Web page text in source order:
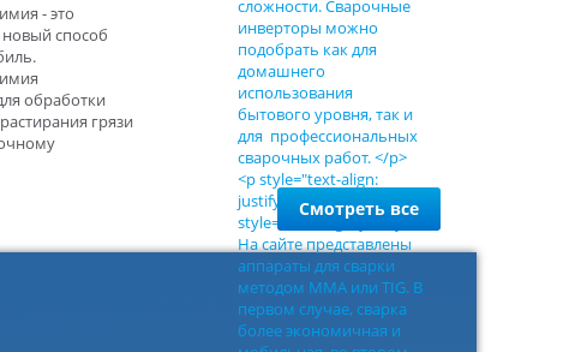
- это
способ
обработки
грязи
Смотреть все